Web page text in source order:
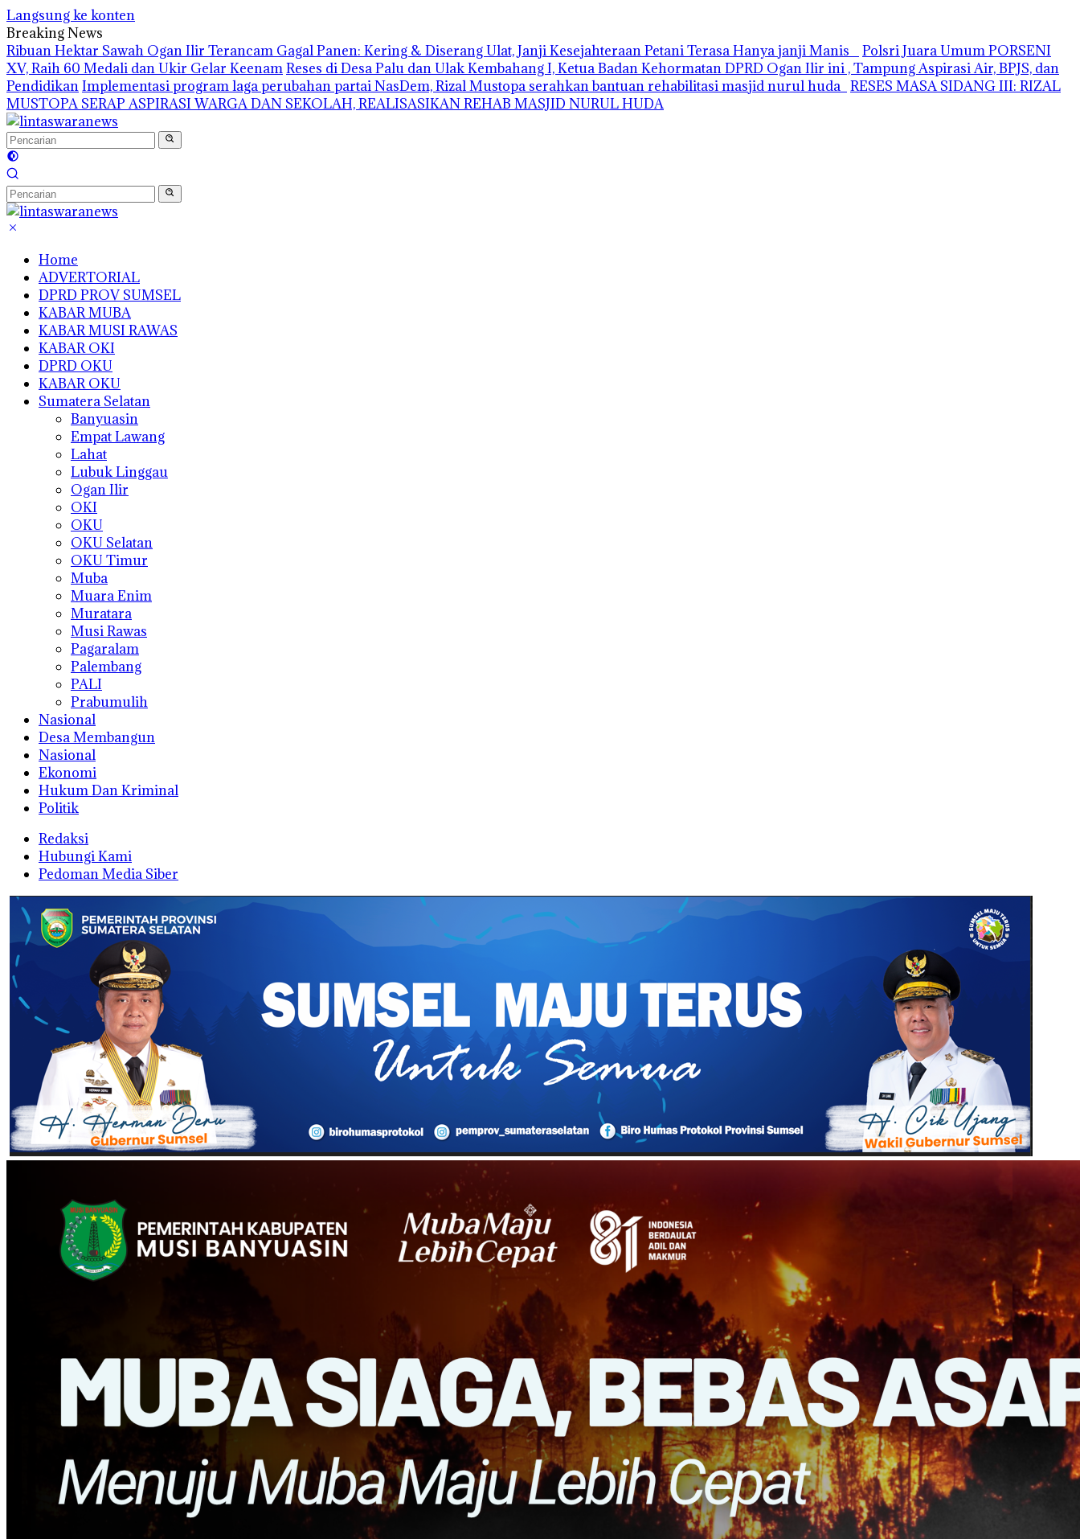
Langsung ke konten
Breaking News
Ribuan Hektar Sawah Ogan Ilir Terancam Gagal Panen: Kering & Diserang Ulat, Janji Kesejahteraan Petani Terasa Hanya janji Manis
Polsri Juara Umum PORSENI
XV, Raih 60 Medali dan Ukir Gelar KeenamReses di Desa Palu dan Ulak Kembahang I, Ketua Badan Kehormatan DPRD Ogan Ilir ini , Tampung Aspirasi Air, BPJS, dan
PendidikanImplementasi program laga perubahan partai NasDem, Rizal Mustopa serahkan bantuan rehabilitasi masjid nurul huda RESES MASA SIDANG III: RIZAL
MUSTOPA SERAP ASPIRASI WARGA DAN SEKOLAH, REALISASIKAN REHAB MASJID NURUL HUDA
Home
ADVERTORIAL
DPRD PROV SUMSEL
KABAR MUBA
KABAR MUSI RAWAS
KABAR OKI
DPRD OKU
KABAR OKU
Sumatera Selatan
Banyuasin
Empat Lawang
Lahat
Lubuk Linggau
Ogan Ilir
OKI
OKU
OKU Selatan
OKU Timur
Muba
Muara Enim
Muratara
Musi Rawas
Pagaralam
Palembang
PALI
Prabumulih
Nasional
Desa Membangun
Nasional
Ekonomi
Hukum Dan Kriminal
Politik
Redaksi
Hubungi Kami
Pedoman Media Siber